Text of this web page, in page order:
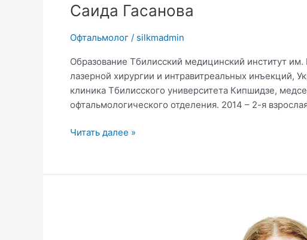
Саида Гасанова
Офтальмолог / silkmadmin
Образование Тбилисский медицинский институт
лазерной хирургии и интравитреальных инъекций,
клиника Тбилисского университета Кипшидзе,
офтальмологического отделения. 2014 – 2-я
Читать далее »